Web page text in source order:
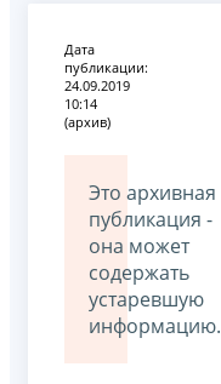
Дата
публикации:
24.09.2019
10:14
(архив)
Это архивная
публикация -
она может
содержать
устаревшую
информацию.